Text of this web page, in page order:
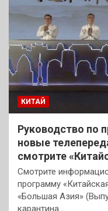
КИТАЙ
Руководство по
новые
смотрите
Смотрите
программу
«Большая Азия»
карантина…